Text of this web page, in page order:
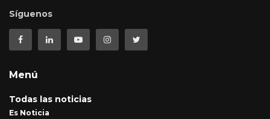
Síguenos
Menú
Todas las noticias
Es Noticia